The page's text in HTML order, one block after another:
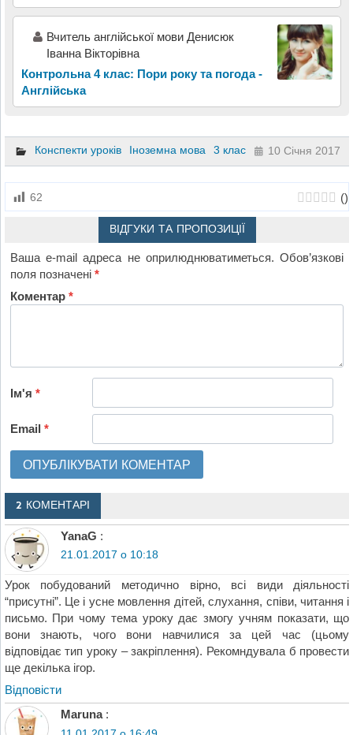
Вчитель англійської мови Денисюк
Іванна Вікторівна
Контрольна 4 клас: Пори року та погода -
Англійська
Конспекти уроків Іноземна мова 3 клас 10 Січня 2017
62 ()
ВІДГУКИ ТА ПРОПОЗИЦІЇ
Ваша e-mail адреса не оприлюднюватиметься. Обов’язкові
поля позначені*
Коментар*
Ім'я*
Email*
2 КОМЕНТАРІ
YanaG :
21.01.2017 о 10:18
Урок побудований методично вірно, всі види діяльності
“присутні”. Це і усне мовлення дітей, слухання, співи, читання і
письмо. При чому тема уроку дає змогу учням показати, що
вони знають, чого вони навчилися за цей час (цьому
відповідає тип уроку – закріплення). Рекомндувала б провести
ще декілька ігор.
Відповіcти
Maruna :